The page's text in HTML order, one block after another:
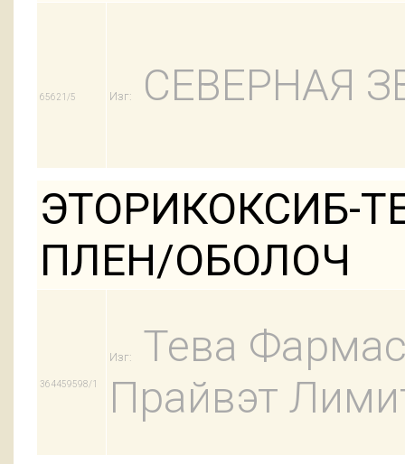
65621/5 Изг: СЕВЕРНАЯ
ЭТОРИКОКСИБ-
ПЛЕН/ОБОЛОЧ
364459598/1
Изг:
Тева
Прайвэт